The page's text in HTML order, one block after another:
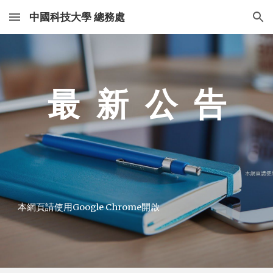
Skip to main content Skip to navigation
中國科技大學 總務處
最 新 公 告
本網頁請使用Google Chrome開啟